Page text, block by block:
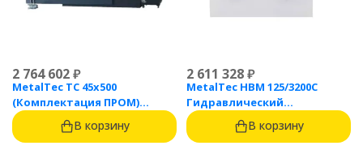
2 764 602₽
MetalTec ТС 45x500
(Комплектация ПРОМ)
токарный станок с ЧПУ с
наклонной станиной
В корзину
2 611 328₽
MetalTec HBM 125/3200C
Гидравлический
листогибочный пресс с
контроллером TP10S
В корзину